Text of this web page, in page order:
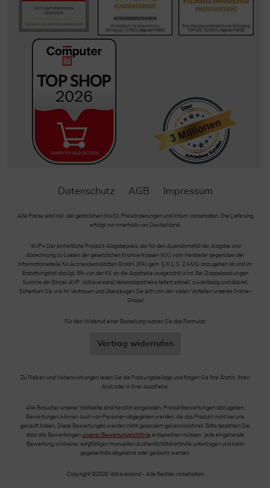
Datenschutz AGB Impressum
Alle Preise sind inkl. der gestzlichen MwSt. Preisänderungen und Irrtum vorbehalten. Die Lieferung
erfolgt nur innerhalb von Deutschland.
*AVP= Der einheitliche Produkt-Abgabepreis, der für den Ausnahmefall der Abgabe und
Abrechnung zu Lasten der gesetzlichen Krankenkassen (KK) vom Hersteller gegenüber der
Informationsstelle für Arzneispezialitäten GmbH (IFA) gem. § III 1, S. 2 AMG anzugeben ist und im
Erstattungsfall abzügl. 5% von der KK an die Apotheke ausgezahlt wird. Bei Doppelpackungen
Summe der Einzel-AVP. Volksversand Versandapotheke liefert schnell, zuverlässig und diskret.
Schenken Sie uns Ihr Vertrauen und überzeugen Sie sich von den vielen Vorteilen unseres Online-
Shops!
Für den Widerruf einer Bestellung nutzen Sie das Formular:
Vertrag widerrufen
Zu Risiken und Nebenwirkungen lesen Sie die Packungsbeilage und fragen Sie Ihre Ärztin, Ihren
Arzt oder in Ihrer Apotheke.
Alle Besucher unserer Webseite sind herzlich eingeladen, Produktbewertungen abzugeben.
Bewertungen können auch von Personen abgegeben werden, die das Produkt nicht bei uns
gekauft haben. Diese Bewertungen werden nicht gesondert gekennzeichnet. Bitte beachten Sie,
dass alle Bewertungen unserer Bewertungsrichtlinie entsprechen müssen. Jede eingehende
Bewertung wird einer sorgfältigen manuellen Authentizitätskontrolle unterzogen und kann
gegebenfalls abgelehnt oder gelöscht werden.
Copyright ©2026 Volksversand - Alle Rechte vorbehalten